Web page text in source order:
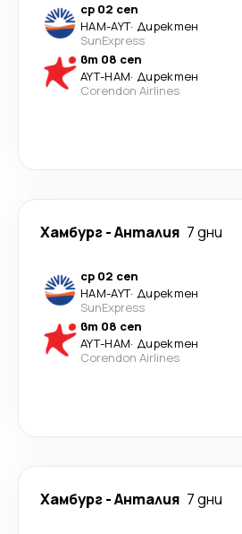
ср 02 сеп
HAM-AYT· Директен
SunExpress
вт 08 сеп
AYT-HAM· Директен
Corendon Airlines
Хамбург-Анталия 7 дни
ср 02 сеп
HAM-AYT· Директен
SunExpress
вт 08 сеп
AYT-HAM· Директен
Corendon Airlines
Хамбург-Анталия 7 дни